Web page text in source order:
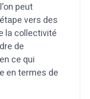
peut
vers des
la collectivité
de
ce qui
en termes de